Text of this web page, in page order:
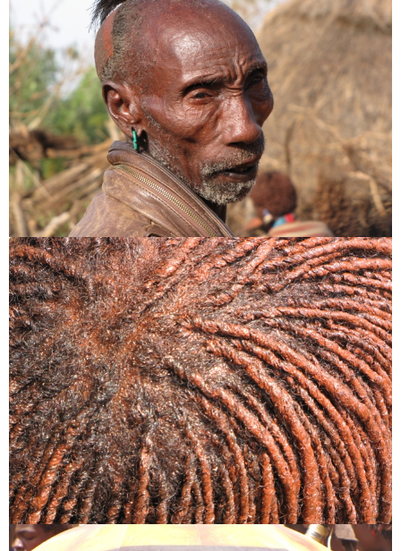
Név*
E-mail cím*
Honlap
A nevem, e-mail címem, és weboldalcímem mentése a
böngészőben a következő hozzászólásomhoz.
Are you human? Please solve:
CAPTCHA Kód